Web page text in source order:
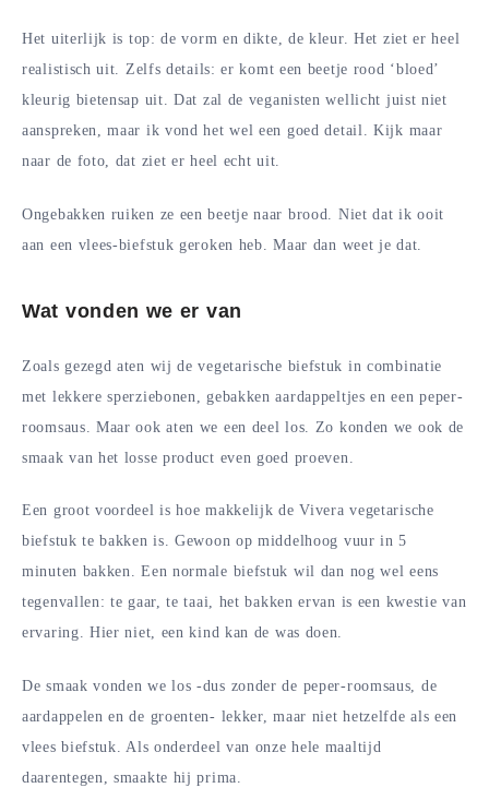
Het uiterlijk is top: de vorm en dikte, de kleur. Het ziet er heel
realistisch uit. Zelfs details: er komt een beetje rood ‘bloed’
kleurig bietensap uit. Dat zal de veganisten wellicht juist niet
aanspreken, maar ik vond het wel een goed detail. Kijk maar
naar de foto, dat ziet er heel echt uit.
Ongebakken ruiken ze een beetje naar brood. Niet dat ik ooit
aan een vlees-biefstuk geroken heb. Maar dan weet je dat.
Wat vonden we er van
Zoals gezegd aten wij de vegetarische biefstuk in combinatie
met lekkere sperziebonen, gebakken aardappeltjes en een peper-
roomsaus. Maar ook aten we een deel los. Zo konden we ook de
smaak van het losse product even goed proeven.
Een groot voordeel is hoe makkelijk de Vivera vegetarische
biefstuk te bakken is. Gewoon op middelhoog vuur in 5
minuten bakken. Een normale biefstuk wil dan nog wel eens
tegenvallen: te gaar, te taai, het bakken ervan is een kwestie van
ervaring. Hier niet, een kind kan de was doen.
De smaak vonden we los -dus zonder de peper-roomsaus, de
aardappelen en de groenten- lekker, maar niet hetzelfde als een
vlees biefstuk. Als onderdeel van onze hele maaltijd
daarentegen, smaakte hij prima.